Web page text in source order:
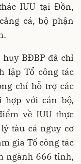
IUU tại Đồn,
cá, bộ phận
huy BĐBP đã chỉ
lập Tổ công tác
chí hỗ trợ các
với cán bộ,
về IUU thực
tàu cá nguy cơ
gia Tổ công tác
ngành 666 tỉnh,